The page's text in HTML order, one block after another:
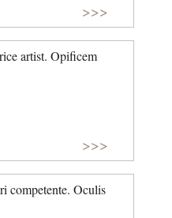
>>>
artist. Opificem
>>>
competente. Oculis